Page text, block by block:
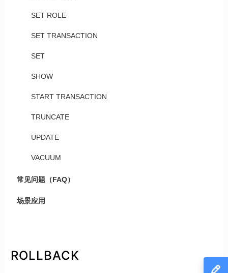
SET ROLE
SET TRANSACTION
SET
SHOW
START TRANSACTION
TRUNCATE
UPDATE
VACUUM
常见问题（FAQ）
场景应用
ROLLBACK